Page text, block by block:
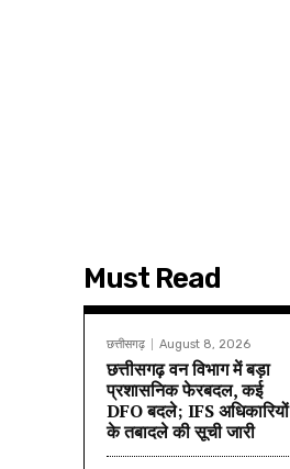
Must Read
छत्तीसगढ़ August 8, 2026
छत्तीसगढ़ वन विभाग में बड़ा
प्रशासनिक फेरबदल, कई
DFO बदले; IFS अधिकारियों
के तबादले की सूची जारी